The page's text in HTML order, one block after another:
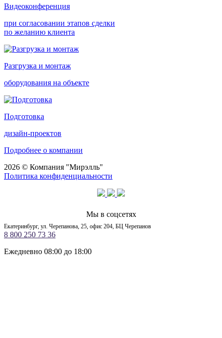
Видеоконференция
при согласовании этапов сделки
по желанию клиента
Разгрузка и монтаж
оборудования на объекте
Подготовка
дизайн-проектов
Подробнее о компании
2026 © Компания "Мирэлль"
Политика конфиденциальности
Мы в соцсетях
Екатеринбург, ул. Черепанова, 25, офис 204, БЦ Черепанов
8 800 250 73 36
Ежедневно 08:00 до 18:00